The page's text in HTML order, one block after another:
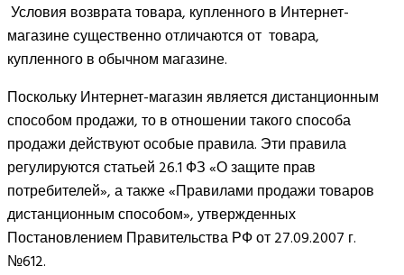
Условия возврата товара, купленного в Интернет-
магазине существенно отличаются от товара,
купленного в обычном магазине.
Поскольку Интернет-магазин является дистанционным
способом продажи, то в отношении такого способа
продажи действуют особые правила. Эти правила
регулируются статьей 26.1 ФЗ «О защите прав
потребителей», а также «Правилами продажи товаров
дистанционным способом», утвержденных
Постановлением Правительства РФ от 27.09.2007 г.
№612.